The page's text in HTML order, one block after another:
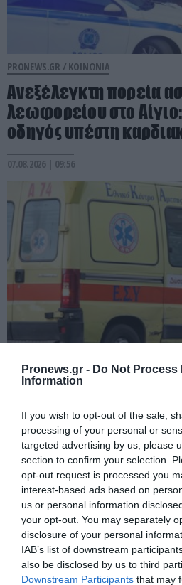
Pronews.gr - Do Not Process
Information
If you wish to opt-out of the sale,
processing of your personal or
targeted advertising by us, please
section to confirm your selection.
opt-out request is processed you
interest-based ads based on
us or personal information
your opt-out. You may separately
disclosure of your personal
IAB’s list of downstream
also be disclosed by us to third
Downstream Participants that may
PRONEWS.GR / ΚΟΙΝΩΝΙΑ
Ανεξέλεγκτη πορεία
λεωφορείου στο
οδηγός υπέστη
07.08.2026 | 09:56
PRONEWS.GR / ΚΟΙΝΩΝΙΑ
Τροχαίο δυστύχημα
Φορτηγό
– Δύο νεκροί
07.08.2026 | 09:10